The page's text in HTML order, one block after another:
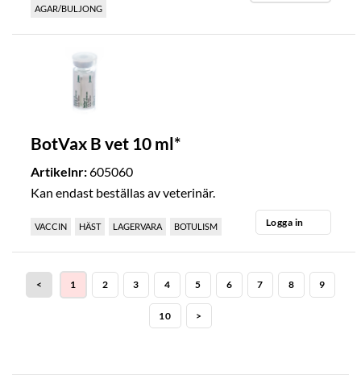
AGAR/BULJONG
BotVax B vet 10 ml*
Artikelnr:605060
Kan endast beställas av veterinär.
VACCIN HÄST LAGERVARA BOTULISM Logga in
< 1 2 3 4 5 6 7 8 9
10 >